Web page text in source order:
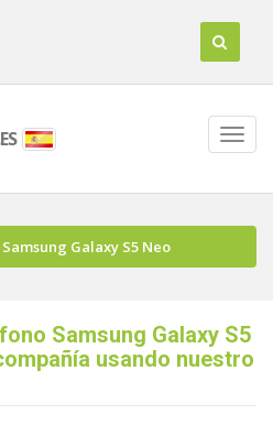
Samsung Galaxy S5 Neo
Samsung Galaxy S5
usando nuestro